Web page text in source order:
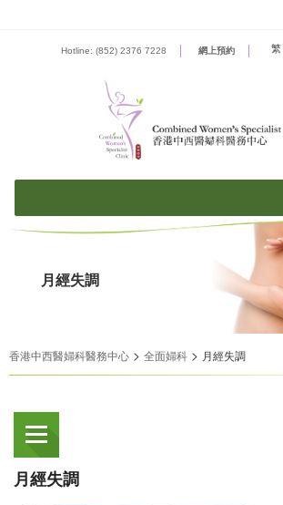
Hotline: (852) 2376 7228 網上預約 繁
月經失調
香港中西醫婦科醫務中心 > 全面婦科 > 月經失調
月經失調